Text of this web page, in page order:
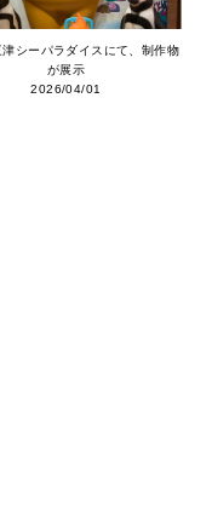
津シーパラダイスにて、制作物
が展示
2026/04/01